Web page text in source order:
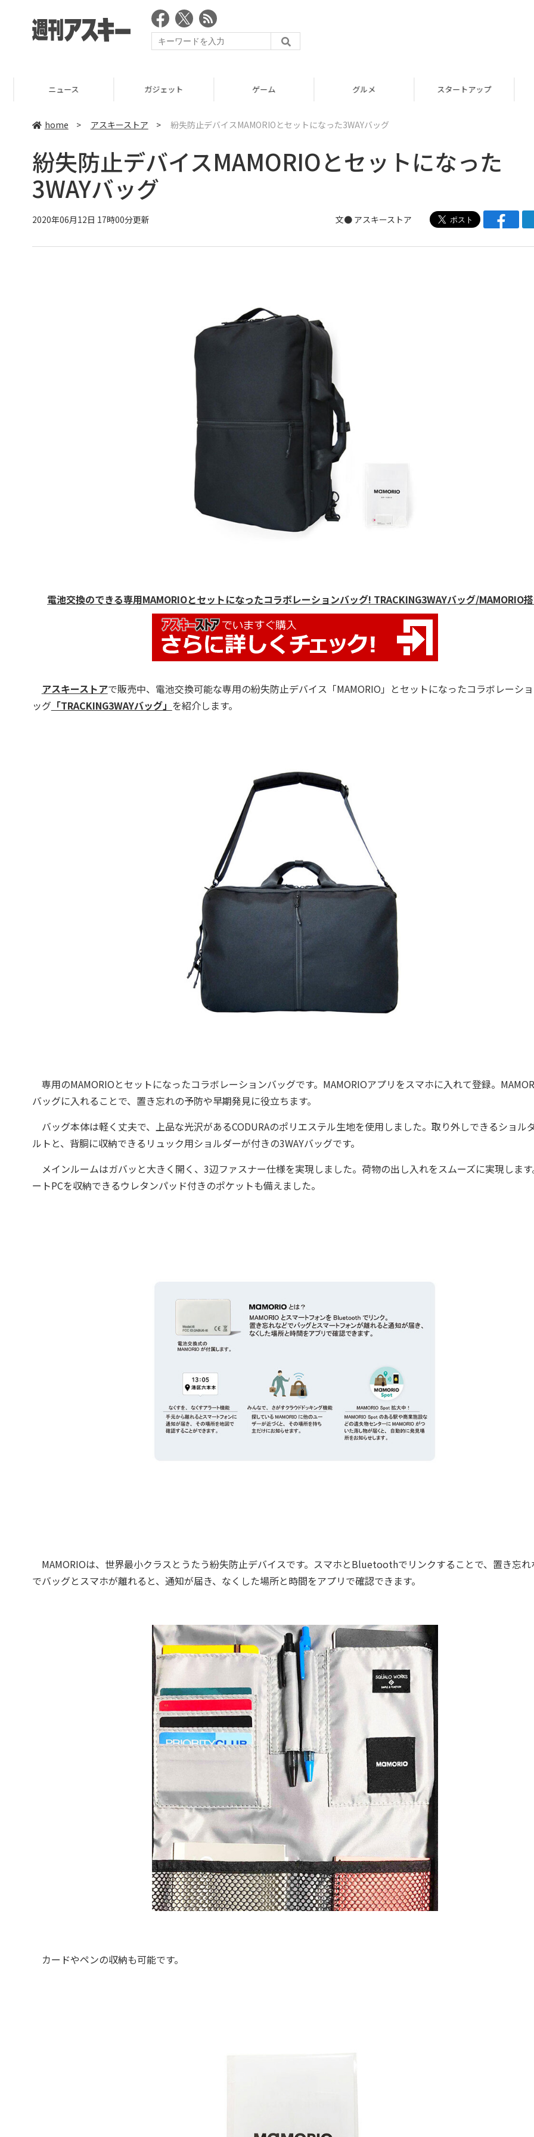
ニュース ガジェット ゲーム グルメ スタートアップ
home > アスキーストア > 紛失防止デバイスMAMORIOとセットになった3WAYバッグ
紛失防止デバイスMAMORIOとセットになった
3WAYバッグ
2020年06月12日 17時00分更新 文● アスキーストア
電池交換のできる専用MAMORIOとセットになったコラボレーションバッグ! TRACKING3WAYバッグ/MAMORIO
アスキーストアで販売中、電池交換可能な専用の紛失防止デバイス「MAMORIO」とセットになったコラボレーシ
ッグ「TRACKING3WAYバッグ」 を紹介します。
専用のMAMORIOとセットになったコラボレーションバッグです。MAMORIOアプリをスマホに入れて登録。
バッグに入れることで、置き忘れの予防や早期発見に役立ちます。
バッグ本体は軽く丈夫で、上品な光沢があるCODURAのポリエステル生地を使用しました。取り外しできるショル
ルトと、背胴に収納できるリュック用ショルダーが付きの3WAYバッグです。
メインルームはガバッと大きく開く、3辺ファスナー仕様を実現しました。荷物の出し入れをスムーズに実現しま
ートPCを収納できるウレタンパッド付きのポケットも備えました。
MAMORIOは、世界最小クラスとうたう紛失防止デバイスです。スマホとBluetoothでリンクすることで、置き忘れ
でバッグとスマホが離れると、通知が届き、なくした場所と時間をアプリで確認できます。
カードやペンの収納も可能です。